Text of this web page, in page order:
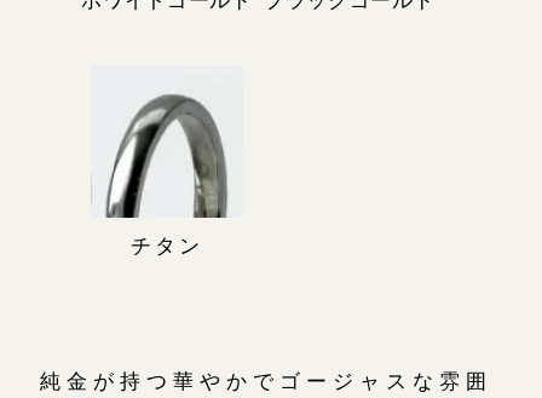
チタン
純金が持つ華やかでゴージャスな雰囲